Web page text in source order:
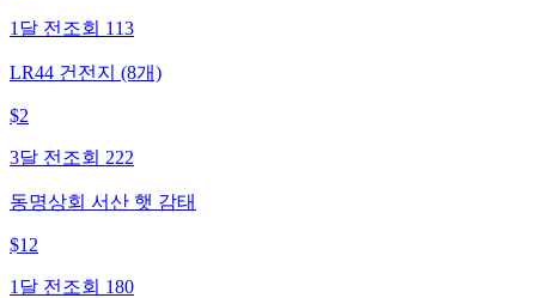
1달 전 조회 113
LR44 건전지 (8개)
$2
3달 전 조회 222
동명상회 서산 햇 감태
$12
1달 전 조회 180